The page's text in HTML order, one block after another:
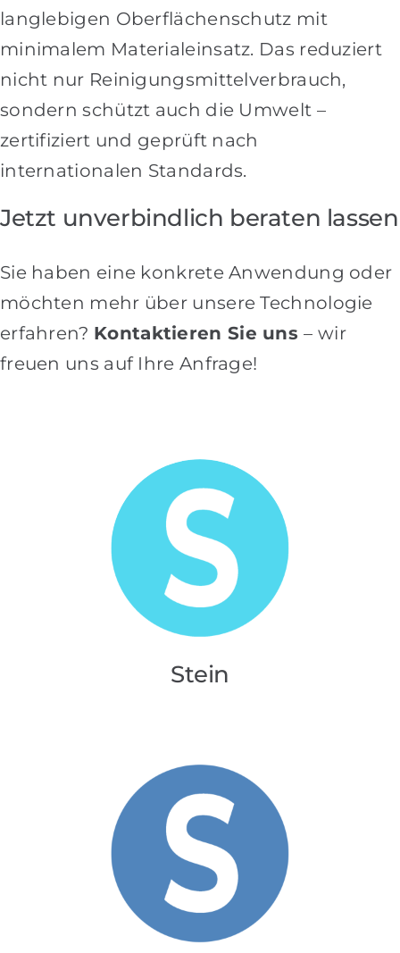
langlebigen Oberflächenschutz mit
minimalem Materialeinsatz. Das reduziert
nicht nur Reinigungsmittelverbrauch,
sondern schützt auch die Umwelt –
zertifiziert und geprüft nach
internationalen Standards.
Jetzt unverbindlich beraten lassen
Sie haben eine konkrete Anwendung oder
möchten mehr über unsere Technologie
erfahren? Kontaktieren Sie uns – wir
freuen uns auf Ihre Anfrage!
Stein